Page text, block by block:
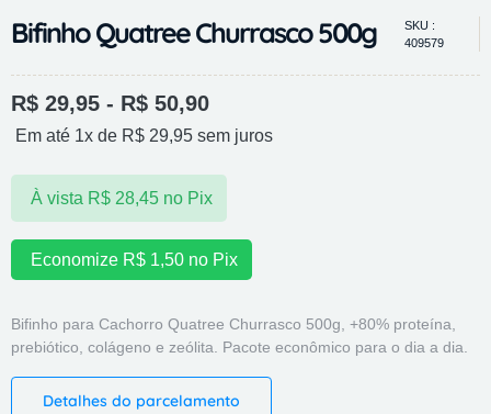
Bifinho Quatree Churrasco 500g
SKU :
409579
R$ 29,95 - R$ 50,90
Em até 1x de R$ 29,95 sem juros
À vista R$28,45 no Pix
Economize R$1,50no Pix
Bifinho para Cachorro Quatree Churrasco 500g, +80% proteína,
prebiótico, colágeno e zeólita. Pacote econômico para o dia a dia.
Detalhes do parcelamento